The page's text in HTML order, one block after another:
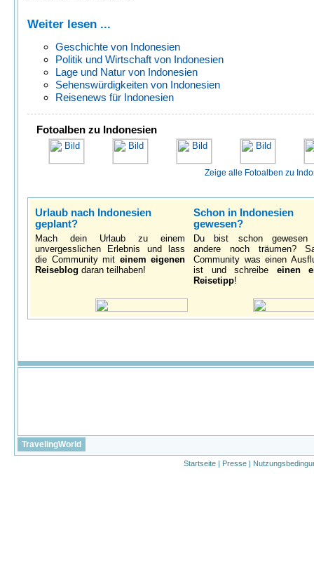
Weiter lesen ...
Geschichte von Indonesien
Politik und Wirtschaft von Indonesien
Lage und Natur von Indonesien
Sehenswürdigkeiten von Indonesien
Reisenews für Indonesien
Fotoalben zu Indonesien
Zeige alle Fotoalben zu
Urlaub nach Indonesien
geplant?
Mach dein Urlaub zu einem
unvergesslichen Erlebnis und lass
die Community mit einem eigenen
Reiseblog daran teilhaben!
Schon in Indonesien
gewesen?
Du bist schon gewesen
andere noch träumen?
Community was einen
ist und schreibe einen
Reisetipp!
TravelingWorld
Startseite | Presse |